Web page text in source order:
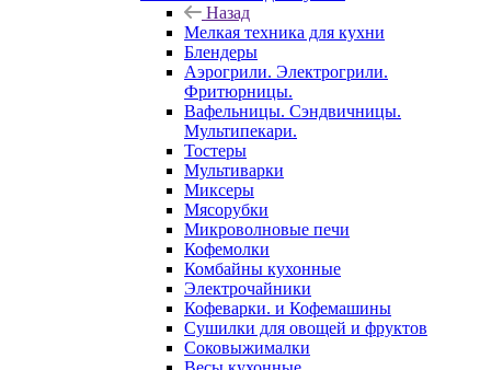
Назад
Мелкая техника для кухни
Блендеры
Аэрогрили. Электрогрили.
Фритюрницы.
Вафельницы. Сэндвичницы.
Мультипекари.
Тостеры
Мультиварки
Миксеры
Мясорубки
Микроволновые печи
Кофемолки
Комбайны кухонные
Электрочайники
Кофеварки. и Кофемашины
Сушилки для овощей и фруктов
Соковыжималки